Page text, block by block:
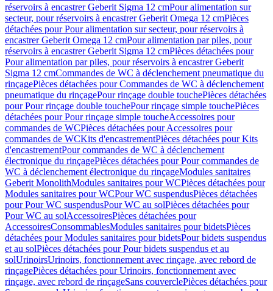
réservoirs à encastrer Geberit Sigma 12 cmPour alimentation sur
secteur, pour réservoirs à encastrer Geberit Omega 12 cmPièces
détachées pour Pour alimentation sur secteur, pour réservoirs à
encastrer Geberit Omega 12 cmPour alimentation par piles, pour
réservoirs à encastrer Geberit Sigma 12 cmPièces détachées pour
Pour alimentation par piles, pour réservoirs à encastrer Geberit
Sigma 12 cmCommandes de WC à déclenchement pneumatique du
rinçagePièces détachées pour Commandes de WC à déclenchement
pneumatique du rinçagePour rinçage double touchePièces détachées
pour Pour rinçage double touchePour rinçage simple touchePièces
détachées pour Pour rinçage simple toucheAccessoires pour
commandes de WCPièces détachées pour Accessoires pour
commandes de WCKits d'encastrementPièces détachées pour Kits
d'encastrementPour commandes de WC à déclenchement
électronique du rinçagePièces détachées pour Pour commandes de
WC à déclenchement électronique du rinçageModules sanitaires
Geberit MonolithModules sanitaires pour WCPièces détachées pour
Modules sanitaires pour WCPour WC suspendusPièces détachées
pour Pour WC suspendusPour WC au solPièces détachées pour
Pour WC au solAccessoiresPièces détachées pour
AccessoiresConsommablesModules sanitaires pour bidetsPièces
détachées pour Modules sanitaires pour bidetsPour bidets suspendus
et au solPièces détachées pour Pour bidets suspendus et au
solUrinoirsUrinoirs, fonctionnement avec rinçage, avec rebord de
rinçagePièces détachées pour Urinoirs, fonctionnement avec
rinçage, avec rebord de rinçageSans couverclePièces détachées pour